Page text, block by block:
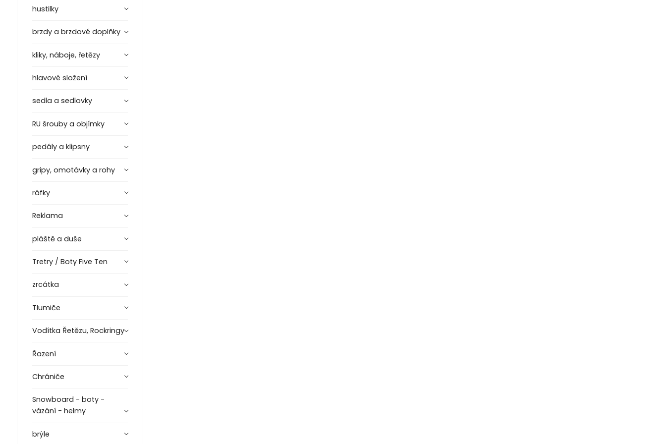
hustilky
brzdy a brzdové doplňky
kliky, náboje, řetězy
hlavové složení
sedla a sedlovky
RU šrouby a objímky
pedály a klipsny
gripy, omotávky a rohy
ráfky
Reklama
pláště a duše
Tretry / Boty Five Ten
zrcátka
Tlumiče
Vodítka Řetězu, Rockringy
Řazení
Chrániče
Snowboard - boty -
vázání - helmy
brýle